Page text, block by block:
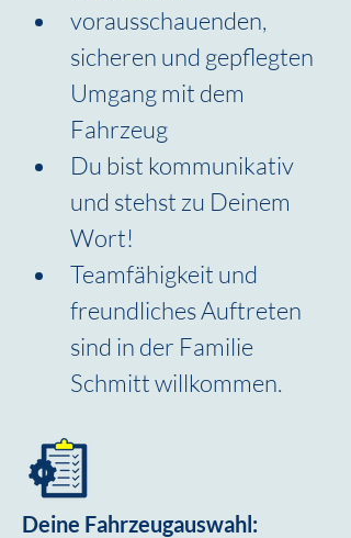
vorausschauenden,
sicheren und gepflegten
Umgang mit dem
Fahrzeug
Du bist kommunikativ
und stehst zu Deinem
Wort!
Teamfähigkeit und
freundliches Auftreten
sind in der Familie
Schmitt willkommen.
Deine Fahrzeugauswahl: